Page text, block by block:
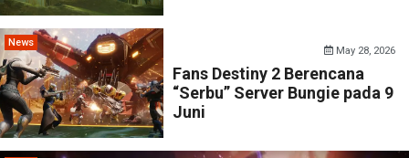
News
May 28, 2026
Fans Destiny 2 Berencana
“Serbu” Server Bungie pada 9
Juni